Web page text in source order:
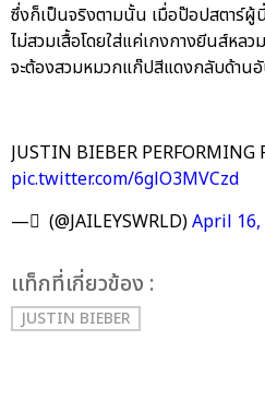
ซึ่งก็เป็นจริงตามนั้น เมื่อป๊อปสตาร์
ไม่สวมเสื้อโดยใส่แค่เกงกางยีนส์หล
จะต้องสวมหมวกแก๊ปสีแดงกลับด้าน
JUSTIN BIEBER PERFORMING
pic.twitter.com/6glO3MVCzd
— ً (@JAILEYSWRLD)April 16,
เเท็กที่เกี่ยวข้อง :
JUSTIN BIEBER